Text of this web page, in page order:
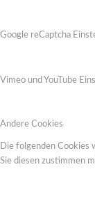
Google reCaptcha
Vimeo und YouTube
Andere Cookies
Die folgenden Cookies
Sie diesen zustimmen